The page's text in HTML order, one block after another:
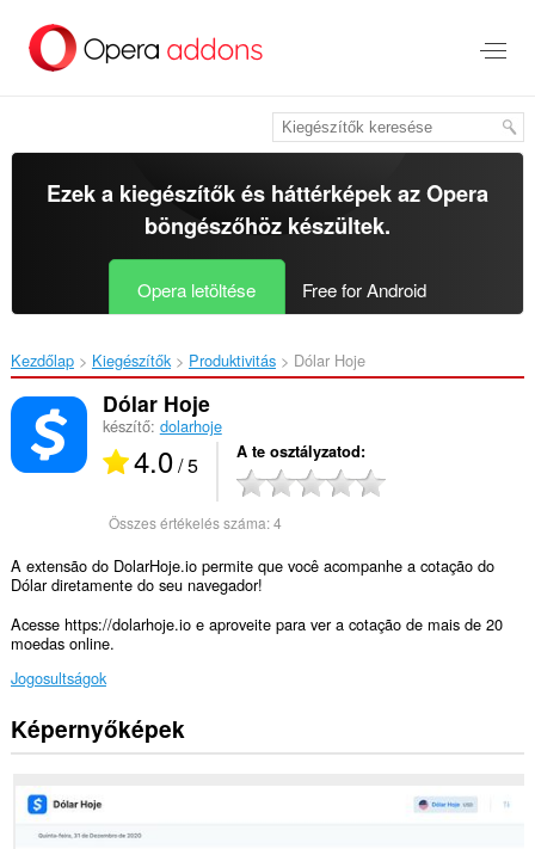
Ezek a kiegészítők és háttérképek azOpera
böngészőhözkészültek.
Opera letöltése Free for Android
Kezdőlap Kiegészítők Produktivitás Dólar Hoje‎
Dólar Hoje
készítő: dolarhoje
4.0/ 5 A te osztályzatod
Összes értékelés száma:4
A extensão do DolarHoje.io permite que você acompanhe a cotação do
Dólar diretamente do seu navegador!
Acesse https://dolarhoje.io e aproveite para ver a cotação de mais de 20
moedas online.
Jogosultságok
Ez
a
hozzáfér
néhány
Képernyőképek